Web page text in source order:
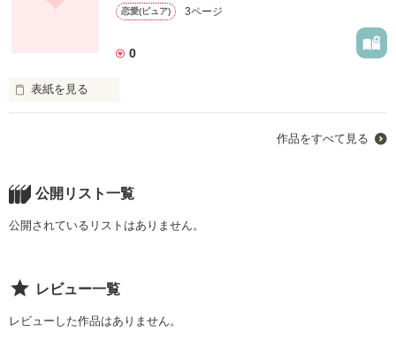
恋愛(ピュア) 3ページ
0
表紙を見る
奈は休みがちな学校でサボりと言われ孤立してしまう。
作品を読む
作品をすべて見る
公開リスト一覧
公開されているリストはありません。
レビュー一覧
レビューした作品はありません。